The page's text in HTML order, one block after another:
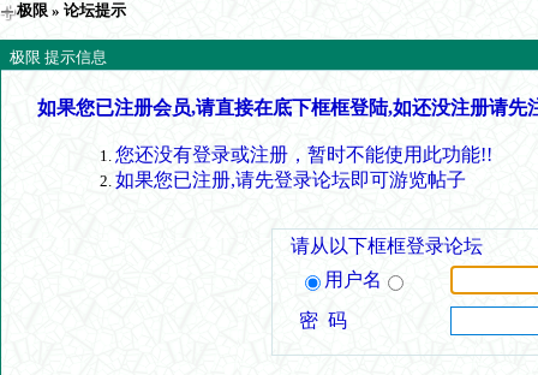
极限 » 论坛提示
极限 提示信息
如果您已注册会员,请直接在底下框框登陆,如还没注册请先
您还没有登录或注册，暂时不能使用此功能!!
如果您已注册,请先登录论坛即可游览帖子
请从以下框框登录论坛
用户名
密 码